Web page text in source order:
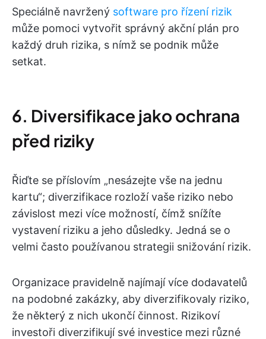
Speciálně navržený software pro řízení rizik
může pomoci vytvořit správný akční plán pro
každý druh rizika, s nímž se podnik může
setkat.
6. Diversifikace jako ochrana
před riziky
Řiďte se příslovím „nesázejte vše na jednu
kartu“; diverzifikace rozloží vaše riziko nebo
závislost mezi více možností, čímž snížíte
vystavení riziku a jeho důsledky. Jedná se o
velmi často používanou strategii snižování rizik.
Organizace pravidelně najímají více dodavatelů
na podobné zakázky, aby diverzifikovaly riziko,
že některý z nich ukončí činnost. Rizikoví
investoři diverzifikují své investice mezi různé